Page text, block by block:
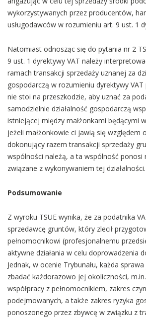
wykorzystywanych przez producentów,
usługodawców w rozumieniu art. 9 ust. 1
Natomiast odnosząc się do pytania nr 2
9 ust. 1 dyrektywy VAT należy
ramach transakcji sprzedaży uznanej za
gospodarczą w rozumieniu dyrektywy VAT
nie stoi na przeszkodzie, aby uznać za
samodzielnie działalność gospodarczą
istniejącej między małżonkami będącymi
jeżeli małżonkowie ci jawią się względem
dokonujący razem transakcji sprzedaży
wspólności należą, a ta wspólność ponosi
związane z wykonywaniem tej działalności.
Podsumowanie
Z wyroku TSUE wynika, że za podatnika
sprzedawcę gruntów, który zlecił
pełnomocnikowi (profesjonalnemu
aktywne działania w celu doprowadzenia
Jednak, w ocenie Trybunału, każda
zbadać każdorazowo jej okoliczności,
współpracy z pełnomocnikiem, zakres
podejmowanych, a także zakres ryzyka
ponoszonego przez zbywcę w związku z